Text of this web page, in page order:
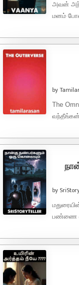
அவன்
மனம்
அவரவர்
by
The
by
பண்ணை